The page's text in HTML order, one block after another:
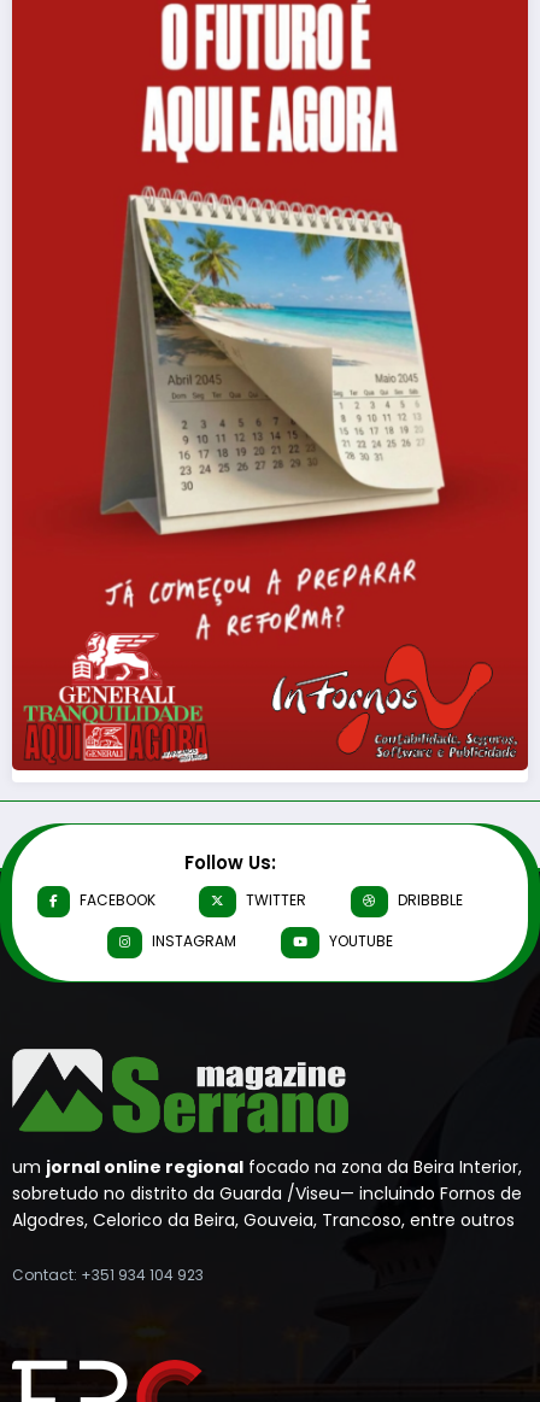
Follow Us:
FACEBOOK TWITTER
DRIBBBLE
INSTAGRAM
YOUTUBE
um jornal online regional focado na zona da Beira Interior,
sobretudo no distrito da Guarda /Viseu— incluindo Fornos de
Algodres, Celorico da Beira, Gouveia, Trancoso, entre outros
Contact: +351 934 104 923